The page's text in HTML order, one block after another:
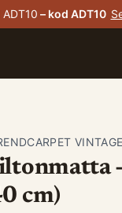
– kod ADT10
cm)